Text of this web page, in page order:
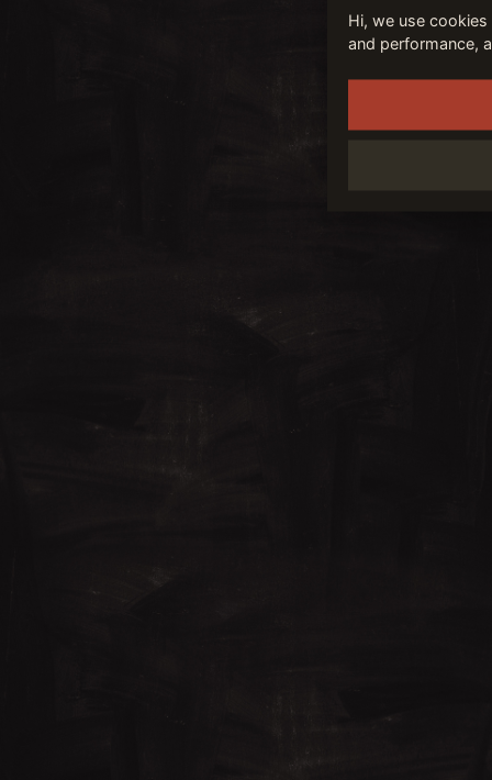
Hi, we use
and performance,